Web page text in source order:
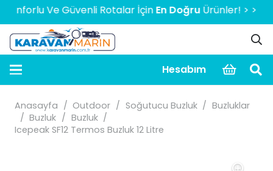
Ve Güvenli Rotalar İçinEn DoğruÜrünler! > > > > >
Hesabım
Anasayfa / Outdoor / Soğutucu Buzluk / Buzluklar
/ Buzluk / Buzluk /
Icepeak SF12 Termos Buzluk 12 Litre